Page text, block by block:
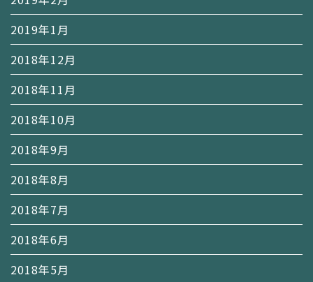
2019年1月
2018年12月
2018年11月
2018年10月
2018年9月
2018年8月
2018年7月
2018年6月
2018年5月